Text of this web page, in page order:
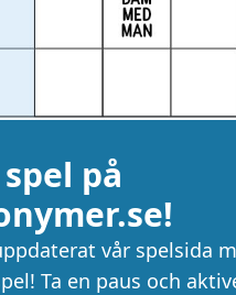
på
vår spelsida
Ta en paus och